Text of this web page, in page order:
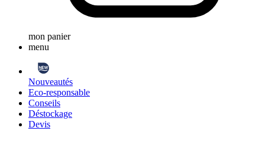
mon panier
menu
Nouveautés
Eco-responsable
Conseils
Déstockage
Devis